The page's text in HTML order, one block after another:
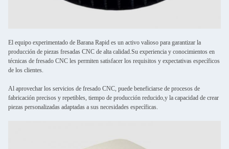
El equipo experimentado de Barana Rapid es un activo valioso para garantizar la
producción de piezas fresadas CNC de alta calidad.Su experiencia y conocimientos en
técnicas de fresado CNC les permiten satisfacer los requisitos y expectativas específicos
de los clientes.
Al aprovechar los servicios de fresado CNC, puede beneficiarse de procesos de
fabricación precisos y repetibles, tiempo de producción reducido,y la capacidad de crear
piezas personalizadas adaptadas a sus necesidades específicas.